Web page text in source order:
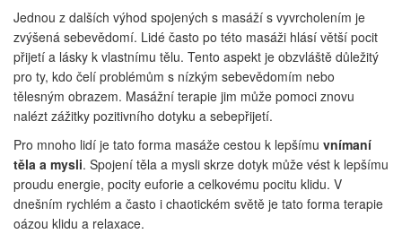
Jednou z dalších výhod spojených s masáží s vyvrcholením je
zvýšená sebevědomí. Lidé často po této masáži hlásí větší pocit
přijetí a lásky k vlastnímu tělu. Tento aspekt je obzvláště důležitý
pro ty, kdo čelí problémům s nízkým sebevědomím nebo
tělesným obrazem. Masážní terapie jim může pomoci znovu
nalézt zážitky pozitivního dotyku a sebepřijetí.
Pro mnoho lidí je tato forma masáže cestou k lepšímu vnímaní
těla a mysli. Spojení těla a mysli skrze dotyk může vést k lepšímu
proudu energie, pocity euforie a celkovému pocitu klidu. V
dnešním rychlém a často i chaotickém světě je tato forma terapie
oázou klidu a relaxace.